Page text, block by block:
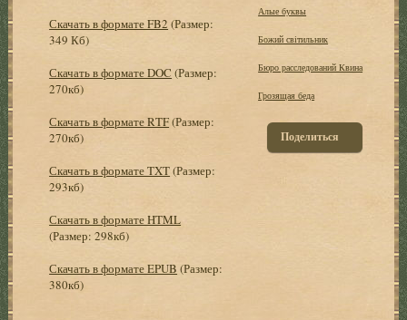
Скачать в формате FB2 (Размер:
349 Кб)
Скачать в формате DOC (Размер:
270кб)
Скачать в формате RTF(Размер:
270кб)
Скачать в формате TXT(Размер:
293кб)
Скачать в формате HTML
(Размер: 298кб)
Скачать в формате EPUB (Размер:
380кб)
Алые буквы
Божий світильник
Бюро расследований Квина
Грозящая беда
Поделиться